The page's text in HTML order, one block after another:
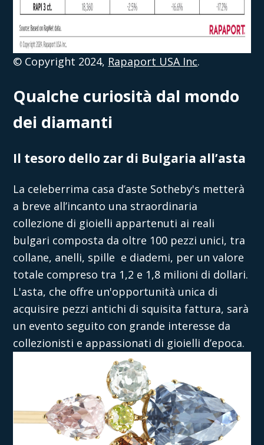
© Copyright 2024, Rapaport USA Inc.
Qualche curiosità dal mondo
dei diamanti
Il tesoro dello zar di Bulgaria all’asta
La celeberrima casa d’aste Sotheby's metterà
a breve all’incanto una straordinaria
collezione di gioielli appartenuti ai reali
bulgari composta da oltre 100 pezzi unici, tra
collane, anelli, spille e diademi, per un valore
totale compreso tra 1,2 e 1,8 milioni di dollari.
L'asta, che offre un'opportunità unica di
acquisire pezzi antichi di squisita fattura, sarà
un evento seguito con grande interesse da
collezionisti e appassionati di gioielli d’epoca.